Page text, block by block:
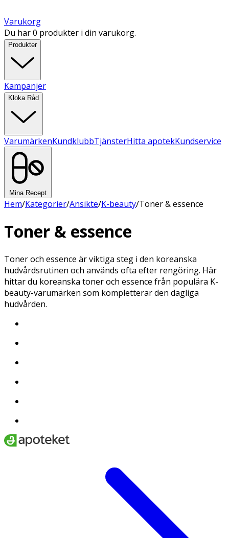
Varukorg
Du har 0 produkter i din varukorg.
Produkter
Kampanjer
Kloka Råd
VarumärkenKundklubbTjänsterHitta apotekKundservice
Mina Recept
Hem/Kategorier/Ansikte/K-beauty/Toner & essence
Toner & essence
Toner och essence är viktiga steg i den koreanska
hudvårdsrutinen och används ofta efter rengöring. Här
hittar du koreanska toner och essence från populära K-
beauty-varumärken som kompletterar den dagliga
hudvården.